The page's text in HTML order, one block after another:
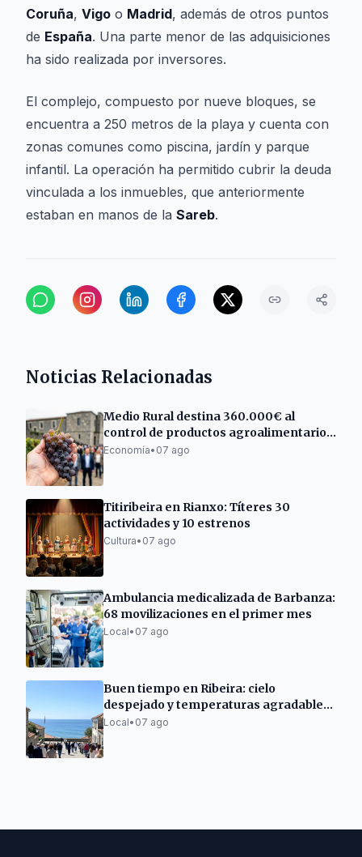
Coruña, Vigo o Madrid, además de otros puntos
de España. Una parte menor de las adquisiciones
ha sido realizada por inversores.
El complejo, compuesto por nueve bloques, se
encuentra a 250 metros de la playa y cuenta con
zonas comunes como piscina, jardín y parque
infantil. La operación ha permitido cubrir la deuda
vinculada a los inmuebles, que anteriormente
estaban en manos de la Sareb.
Noticias Relacionadas
Medio Rural destina 360.000€ al
control de productos agroalimentarios
gallegos
Economía• 07 ago
Titiribeira en Rianxo: Títeres 30
actividades y 10 estrenos
Cultura• 07 ago
Ambulancia medicalizada de Barbanza:
68 movilizaciones en el primer mes
Local• 07 ago
Buen tiempo en Ribeira: cielo
despejado y temperaturas agradables
hoy
Local• 07 ago